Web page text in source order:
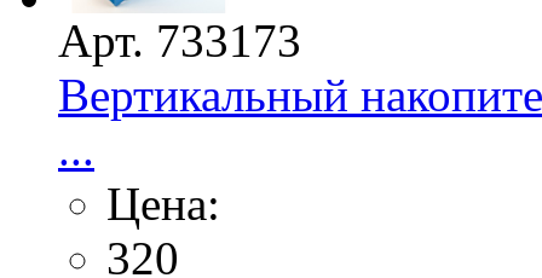
Арт. 733173
Вертикальный
...
Цена:
320